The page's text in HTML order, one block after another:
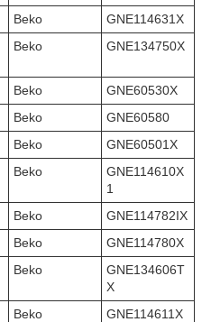
Beko
GNE114631X
Beko GNE134750X
Beko
GNE60530X
Beko
GNE60580
Beko
GNE60501X
Beko
GNE114610X
1
Beko
GNE114782IX
Beko
GNE114780X
Beko
GNE134606T
X
Beko GNE114611X